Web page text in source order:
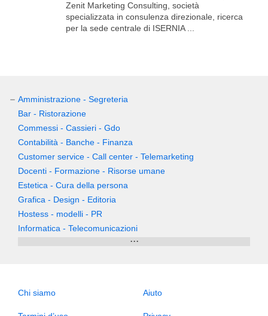
Zenit Marketing Consulting, società
specializzata in consulenza direzionale, ricerca
per la sede centrale di ISERNIA ...
Amministrazione - Segreteria
Bar - Ristorazione
Commessi - Cassieri - Gdo
Contabilità - Banche - Finanza
Customer service - Call center - Telemarketing
Docenti - Formazione - Risorse umane
Estetica - Cura della persona
Grafica - Design - Editoria
Hostess - modelli - PR
Informatica - Telecomunicazioni
...
Chi siamo Aiuto